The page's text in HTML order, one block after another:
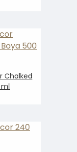
Chalked